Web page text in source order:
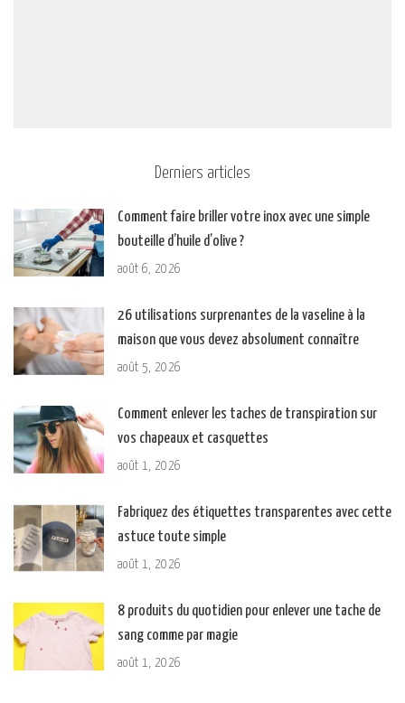
Derniers articles
Comment faire briller votre inox avec une simple
bouteille d’huile d’olive ?
août 6, 2026
26 utilisations surprenantes de la vaseline à la
maison que vous devez absolument connaître
août 5, 2026
Comment enlever les taches de transpiration sur
vos chapeaux et casquettes
août 1, 2026
Fabriquez des étiquettes transparentes avec cette
astuce toute simple
août 1, 2026
8 produits du quotidien pour enlever une tache de
sang comme par magie
août 1, 2026